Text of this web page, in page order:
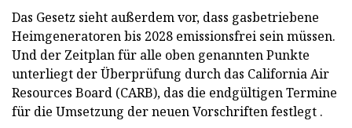
Das Gesetz sieht außerdem vor, dass gasbetriebene
Heimgeneratoren bis 2028 emissionsfrei sein müssen.
Und der Zeitplan für alle oben genannten Punkte
unterliegt der Überprüfung durch das California Air
Resources Board (CARB), das die endgültigen Termine
für die Umsetzung der neuen Vorschriften festlegt .